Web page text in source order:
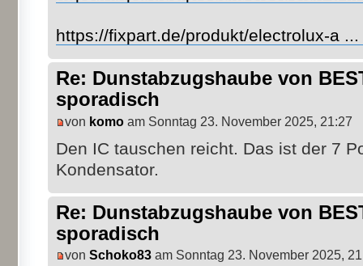
https://fixpart.de/produkt/electrolux-a
Re: Dunstabzugshaube von
sporadisch
von komo am Sonntag 23. November 2025, 21:27
Den IC tauschen reicht. Das ist der 7
Kondensator.
Re: Dunstabzugshaube von
sporadisch
von Schoko83 am Sonntag 23. November 2025,